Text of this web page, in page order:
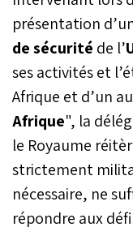
présentation
de sécurité de l’
ses activités et
Afrique et d’un
Afrique", la
le Royaume
strictement
nécessaire, ne
répondre aux